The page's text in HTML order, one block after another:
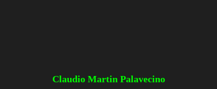
Claudio Martin Palavecino